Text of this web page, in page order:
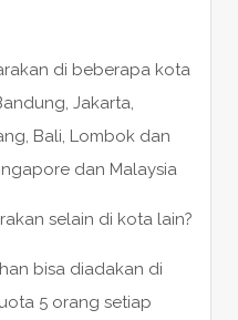
di beberapa kota
Jakarta,
Bali, Lombok dan
dan Malaysia
selain di kota lain?
bisa diadakan di
5 orang setiap